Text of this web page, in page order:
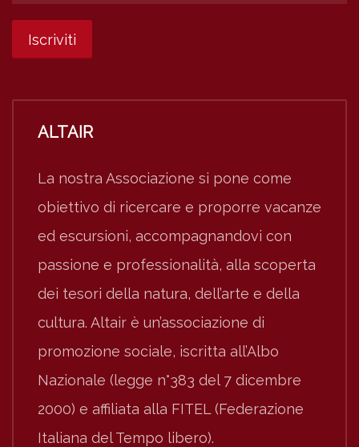
ALTAIR
La nostra Associazione si pone come
obiettivo di ricercare e proporre vacanze
ed escursioni, accompagnandovi con
passione e professionalità, alla scoperta
dei tesori della natura, dell’arte e della
cultura. Altair è un’associazione di
promozione sociale, iscritta all’Albo
Nazionale (legge n°383 del 7 dicembre
2000) e affiliata alla FITEL (Federazione
Italiana del Tempo libero).